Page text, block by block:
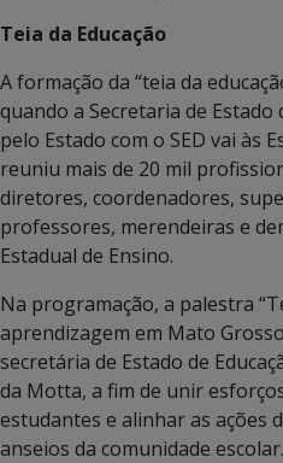
Teia da Educação
A formação da “teia da
quando a Secretaria de Estado
pelo Estado com o SED vai às
reuniu mais de 20 mil
diretores, coordenadores,
professores, merendeiras e
Estadual de Ensino.
Na programação, a palestra
aprendizagem em Mato
secretária de Estado de
da Motta, a fim de unir
estudantes e alinhar as ações
anseios da comunidade escolar.